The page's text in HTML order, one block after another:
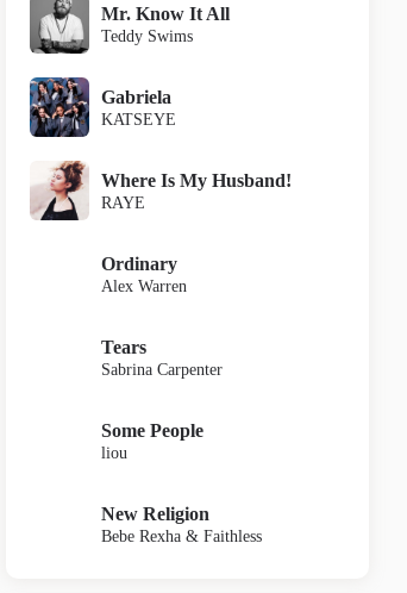
Mr. Know It All
Teddy Swims
Gabriela
KATSEYE
Where Is My Husband!
RAYE
Ordinary
Alex Warren
Tears
Sabrina Carpenter
Some People
liou
New Religion
Bebe Rexha & Faithless